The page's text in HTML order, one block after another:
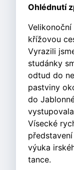
Ohlédnutí
křížovou
Vyrazili
studánky
odtud do
pastviny
do
Vísecké
výuka
tance.